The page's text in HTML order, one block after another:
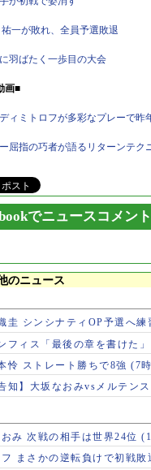
祐一が敗れ、全員予選敗退
に羽ばたく一歩目の大会
画■
ディミトロフが多彩なプレーで昨
ー屈指の巧者が語るリターンテク
でニュースコメン
のニュース
圭 シンシナティOP予選へ練
フィス「最後の章を書けた」
怜 ストレート勝ちで8強 (7
知】大坂なおみvsメルテンス
み 次戦の相手は世界24位
まさかの逆転負けで初戦敗